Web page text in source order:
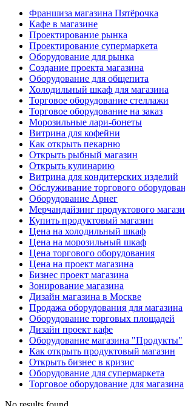
Франшиза магазина Пятёрочка
Кафе в магазине
Проектирование рынка
Проектирование супермаркета
Оборудование для рынка
Создание проекта магазина
Оборудование для общепита
Холодильный шкаф для магазина
Торговое оборудование стеллажи
Торговое оборудование на заказ
Морозильные лари-бонеты
Витрина для кофейни
Как открыть пекарню
Открыть рыбный магазин
Открыть кулинарию
Витрина для кондитерских изделий
Обслуживание торгового
Оборудование Арнег
Мерчандайзинг продуктового
Купить продуктовый магазин
Цена на холодильный шкаф
Цена на морозильный шкаф
Цена торгового оборудования
Цена на проект магазина
Бизнес проект магазина
Зонирование магазина
Дизайн магазина в Москве
Продажа оборудования для магазина
Оборудование торговых площадей
Дизайн проект кафе
Оборудование магазина "Продукты"
Как открыть продуктовый магазин
Открыть бизнес в кризис
Оборудование для супермаркета
Торговое оборудование для магазина